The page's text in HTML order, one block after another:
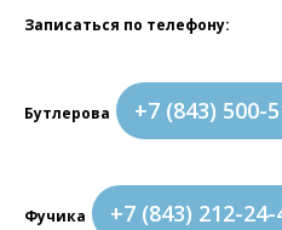
Записаться по телефону:
Бутлерова +7 (843) 500-
Фучика +7 (843) 212-24-